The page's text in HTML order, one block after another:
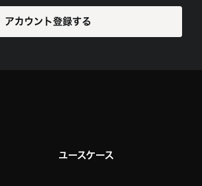
アカウント登録する
ユースケース